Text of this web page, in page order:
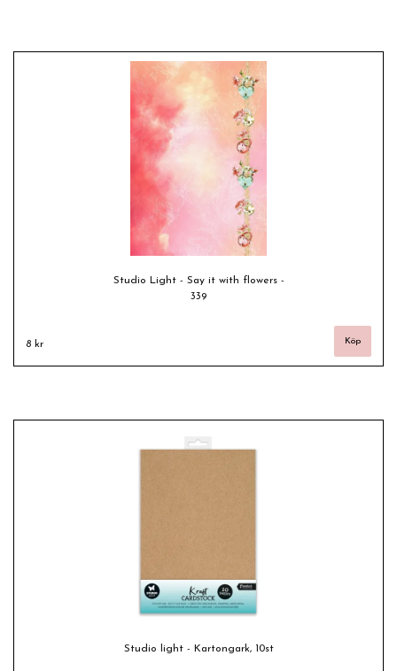
Studio Light - Say it with flowers -
339
8 kr
Studio light - Kartongark, 10st